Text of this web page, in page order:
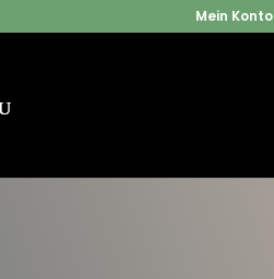
Mein Konto
Products